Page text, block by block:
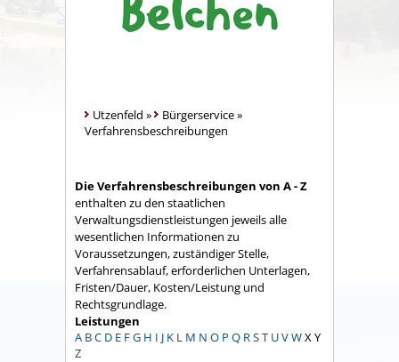
Utzenfeld » Bürgerservice»
Verfahrensbeschreibungen
Die Verfahrensbeschreibungen von A - Z
enthalten zu den staatlichen
Verwaltungsdienstleistungen jeweils alle
wesentlichen Informationen zu
Voraussetzungen, zuständiger Stelle,
Verfahrensablauf, erforderlichen Unterlagen,
Fristen/Dauer, Kosten/Leistung und
Rechtsgrundlage.
Leistungen
A BC D E FG H I J K L M N O P Q RST UVWX Y
Z